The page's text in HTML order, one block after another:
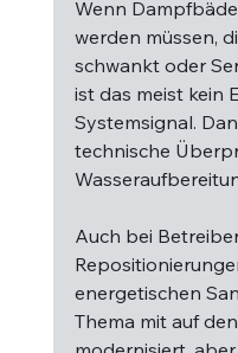
Wenn
werden müssen,
schwankt oder
ist das meist kein
Systemsignal.
technische
Auch bei
energetischen
Thema mit auf